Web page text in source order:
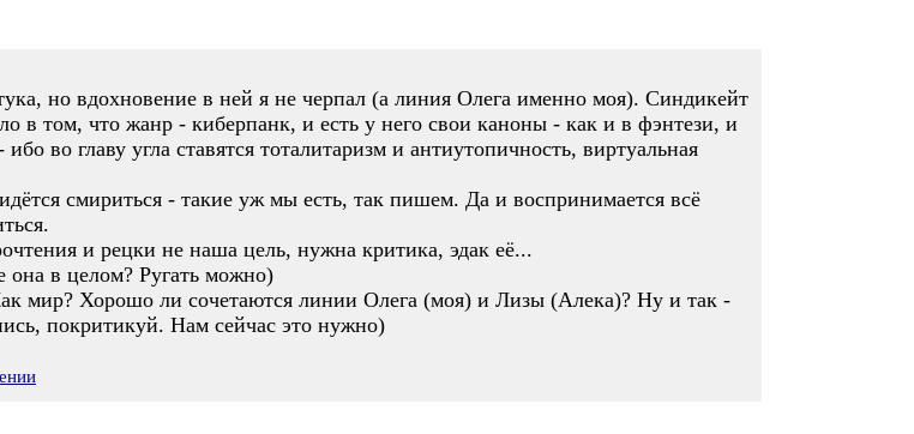
но вдохновение в ней я не черпал (а линия Олега именно моя). Синдикейт
в том, что жанр - киберпанк, и есть у него свои каноны - как и в фэнтези, и
во главу угла ставятся тоталитаризм и антиутопичность, виртуальная
смириться - такие уж мы есть, так пишем. Да и воспринимается всё
и рецки не наша цель, нужна критика, эдак её...
она в целом? Ругать можно)
мир? Хорошо ли сочетаются линии Олега (моя) и Лизы (Алека)? Ну и так -
покритикуй. Нам сейчас это нужно)